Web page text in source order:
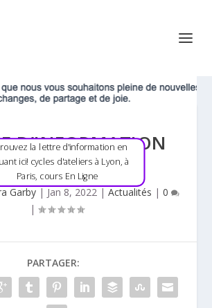
D’INFORMATION
2022
Garby| Jan 8, 2022| Actualités | 0
|
la lettre d'information en
ici! cycles d'ateliers à Lyon, à
Paris, cours En Ligne
PARTAGER: